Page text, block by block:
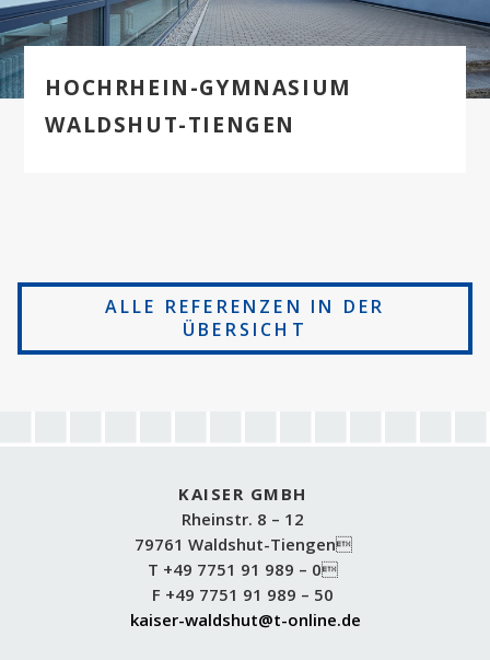
HOCHRHEIN-GYMNASIUM
WALDSHUT-TIENGEN
ALLE REFERENZEN IN DER
ÜBERSICHT
KAISER GMBH
Rheinstr. 8 – 12
79761 Waldshut-Tiengen
T +49 7751 91 989 – 0
F +49 7751 91 989 – 50
kaiser-waldshut@t-online.de